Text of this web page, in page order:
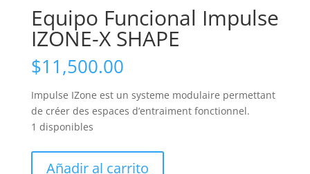
Equipo Funcional Impulse
IZONE-X SHAPE
$11,500.00
Impulse IZone est un systeme modulaire permettant
de créer des espaces d’entraiment fonctionnel.
1 disponibles
Añadir al carrito